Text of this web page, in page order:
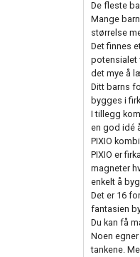
De fleste
Mange
størrelse
Det finnes
potensialet
det mye å
Ditt barns
bygges i
I tillegg
en god idé
PIXIO
PIXIO er
magneter
enkelt å
Det er 16
fantasien
Du kan få
Noen
tankene.